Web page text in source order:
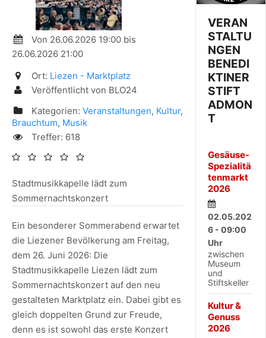
Von 26.06.2026 19:00 bis
26.06.2026 21:00
Ort: Liezen - Marktplatz
Veröffentlicht von BLO24
Kategorien: Veranstaltungen, Kultur,
Brauchtum, Musik
Treffer: 618
Stadtmusikkapelle lädt zum
Sommernachtskonzert
Ein besonderer Sommerabend erwartet
die Liezener Bevölkerung am Freitag,
dem 26. Juni 2026: Die
Stadtmusikkapelle Liezen lädt zum
Sommernachtskonzert auf den neu
gestalteten Marktplatz ein. Dabei gibt es
gleich doppelten Grund zur Freude,
denn es ist sowohl das erste Konzert
VERAN
STALTU
NGEN
BENEDI
KTINER
STIFT
ADMON
T
Gesäuse-
Spezialitä
tenmarkt
2026
02.05.202
6 - 09:00
Uhr
zwischen
Museum
und
Stiftskeller
Kultur &
Genuss
2026